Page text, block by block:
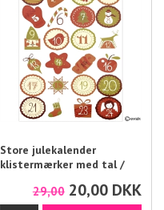
Store julekalender
klistermærker med tal /
29,00 20,00 DKK